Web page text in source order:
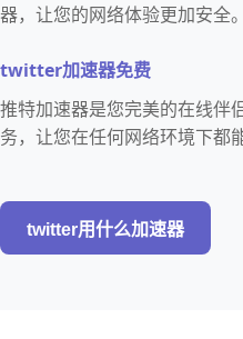
器，让您的网络体验更加安全。
twitter加速器免费
推特加速器是您完美的在线伴
务，让您在任何网络环境下都
twitter用什么加速器